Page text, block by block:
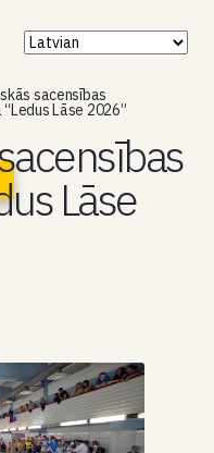
sacensības
Lāse 2026”
Lāse